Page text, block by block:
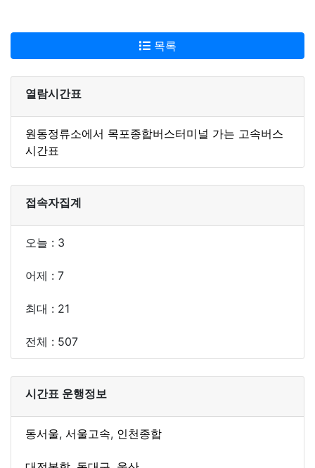
목록
열람시간표
원동정류소에서 목포종합버스터미널 가는 고속버스
시간표
접속자집계
오늘 : 3
어제 : 7
최대 : 21
전체 : 507
시간표 운행정보
동서울, 서울고속, 인천종합